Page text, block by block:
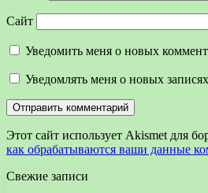
Сайт
Уведомить меня о новых
Уведомлять меня о новых
Этот сайт использует Akismet для
как обрабатываются ваши данные
Свежие записи